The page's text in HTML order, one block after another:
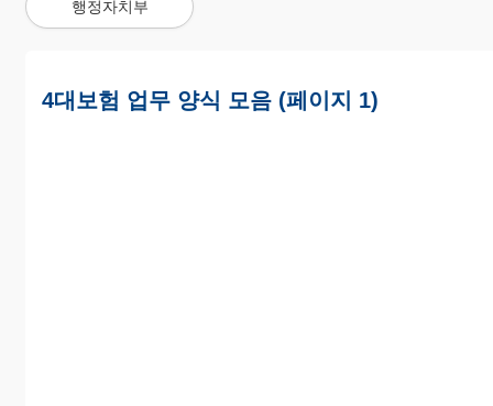
행정자치부
4대보험 업무 양식 모음 (페이지 1)